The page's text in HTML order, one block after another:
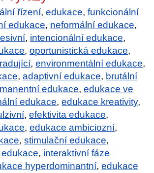
řízení,edukace,funkcionální
edukace, neformální edukace,
, intencionální edukace,
,oportunistická edukace,
,environmentální edukace,
,adaptivní edukace, brutální
edukace,edukace ve
edukace,edukace kreativity,
,efektivita edukace,
,edukace ambiciozní,
,stimulační edukace,
, interaktivní fáze
hyperdominantní,edukace